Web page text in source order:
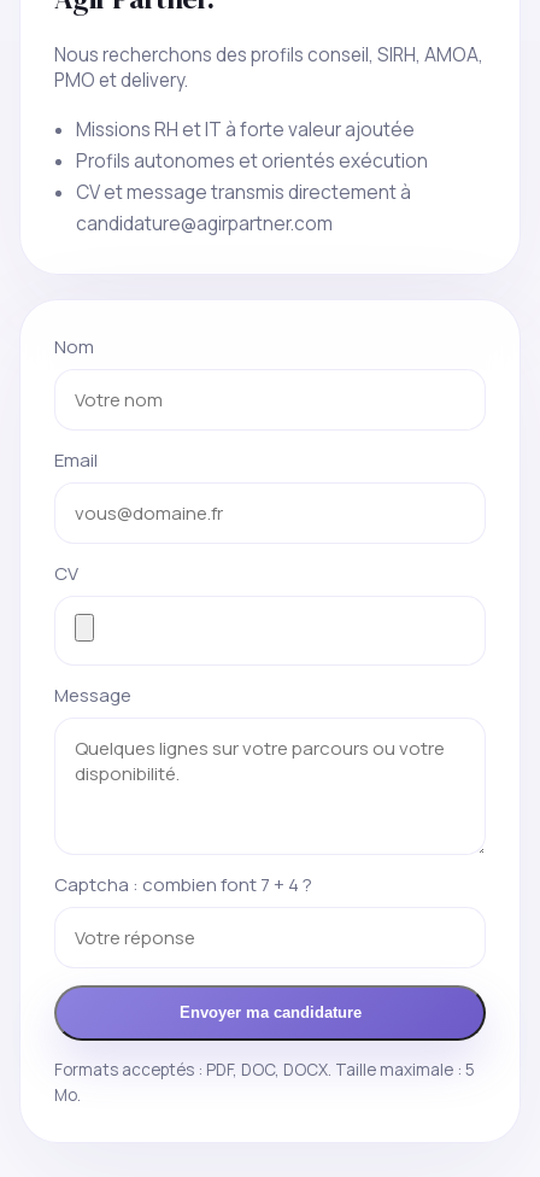
Nous recherchons des profils conseil, SIRH, AMOA,
PMO et delivery.
Missions RH et IT à forte valeur ajoutée
Profils autonomes et orientés exécution
CV et message transmis directement à
candidature@agirpartner.com
Nom
Email
CV
Message
Captcha : combien font 7 + 4 ?
Envoyer ma candidature
Formats acceptés : PDF, DOC, DOCX. Taille maximale : 5
Mo.